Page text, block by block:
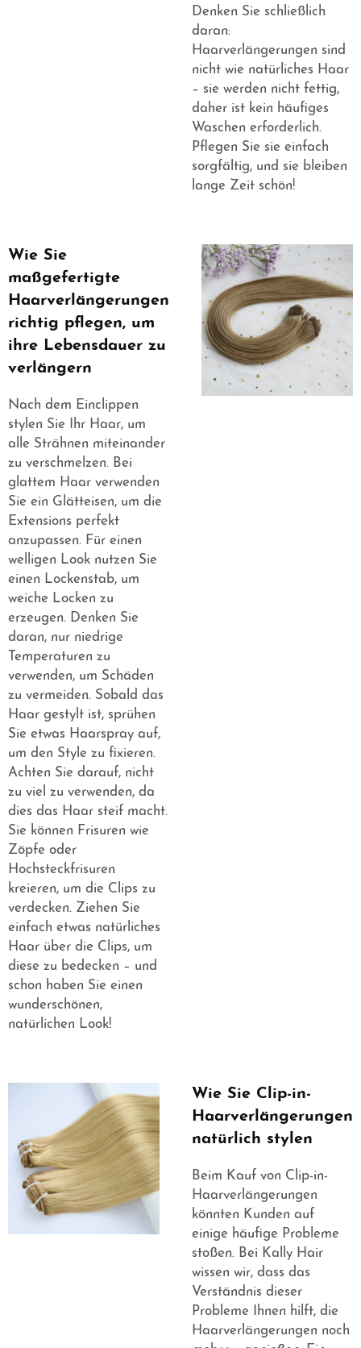
Denken Sie schließlich
daran:
Haarverlängerungen sind
nicht wie natürliches Haar
– sie werden nicht fettig,
daher ist kein häufiges
Waschen erforderlich.
Pflegen Sie sie einfach
sorgfältig, und sie bleiben
lange Zeit schön!
Wie Sie
maßgefertigte
Haarverlängerungen
richtig pflegen, um
ihre Lebensdauer zu
verlängern
Nach dem Einclippen
stylen Sie Ihr Haar, um
alle Strähnen miteinander
zu verschmelzen. Bei
glattem Haar verwenden
Sie ein Glätteisen, um die
Extensions perfekt
anzupassen. Für einen
welligen Look nutzen Sie
einen Lockenstab, um
weiche Locken zu
erzeugen. Denken Sie
daran, nur niedrige
Temperaturen zu
verwenden, um Schäden
zu vermeiden. Sobald das
Haar gestylt ist, sprühen
Sie etwas Haarspray auf,
um den Style zu fixieren.
Achten Sie darauf, nicht
zu viel zu verwenden, da
dies das Haar steif macht.
Sie können Frisuren wie
Zöpfe oder
Hochsteckfrisuren
kreieren, um die Clips zu
verdecken. Ziehen Sie
einfach etwas natürliches
Haar über die Clips, um
diese zu bedecken – und
schon haben Sie einen
wunderschönen,
natürlichen Look!
Wie Sie Clip-in-
Haarverlängerungen
natürlich stylen
Beim Kauf von Clip-in-
Haarverlängerungen
könnten Kunden auf
einige häufige Probleme
stoßen. Bei Kally Hair
wissen wir, dass das
Verständnis dieser
Probleme Ihnen hilft, die
Haarverlängerungen noch